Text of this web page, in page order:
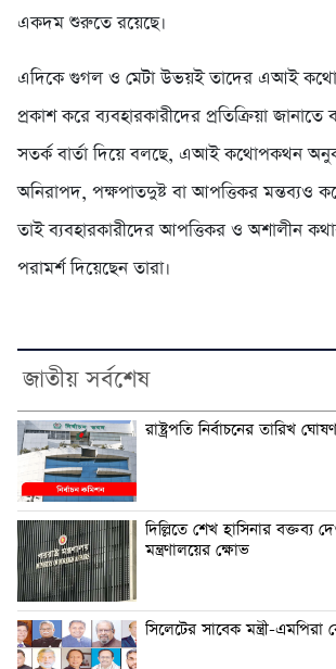
একদম শুরুতে রয়েছে।
এদিকে গুগল ও মেটা উভয়ই তাদের এআই
প্রকাশ করে ব্যবহারকারীদের প্রতিক্রিয়া
সতর্ক বার্তা দিয়ে বলছে, এআই কথোপকথন
অনিরাপদ, পক্ষপাতদুষ্ট বা আপত্তিকর মন্তব্যও
তাই ব্যবহারকারীদের আপত্তিকর ও অশালীন
পরামর্শ দিয়েছেন তারা।
জাতীয় সর্বশেষ
রাষ্ট্রপতি নির্বাচনের তারিখ
দিল্লিতে শেখ হাসিনার বক্তব্য
মন্ত্রণালয়ের ক্ষোভ
সিলেটের সাবেক মন্ত্রী-